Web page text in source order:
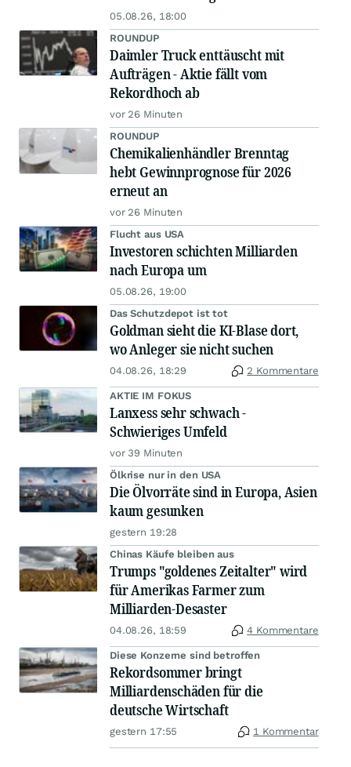
05.08.26, 18:00
ROUNDUP
Daimler Truck enttäuscht mit
Aufträgen - Aktie fällt vom
Rekordhoch ab
vor 26 Minuten
ROUNDUP
Chemikalienhändler Brenntag
hebt Gewinnprognose für 2026
erneut an
vor 26 Minuten
Flucht aus USA
Investoren schichten Milliarden
nach Europa um
05.08.26, 19:00
Das Schutzdepot ist tot
Goldman sieht die KI-Blase dort,
wo Anleger sie nicht suchen
04.08.26, 18:29 2 Kommentare
AKTIE IM FOKUS
Lanxess sehr schwach -
Schwieriges Umfeld
vor 39 Minuten
Ölkrise nur in den USA
Die Ölvorräte sind in Europa, Asien
kaum gesunken
gestern 19:28
Chinas Käufe bleiben aus
Trumps "goldenes Zeitalter" wird
für Amerikas Farmer zum
Milliarden-Desaster
04.08.26, 18:59 4 Kommentare
Diese Konzerne sind betroffen
Rekordsommer bringt
Milliardenschäden für die
deutsche Wirtschaft
gestern 17:55 1 Kommentar